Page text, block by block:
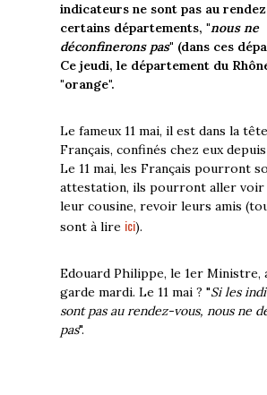
indicateurs ne sont pas au
certains départements, "nous ne
déconfinerons pas" (dans ces
Ce jeudi, le département du
"orange".
Le fameux 11 mai, il est dans la
Français, confinés chez eux depuis
Le 11 mai, les Français pourront
attestation, ils pourront aller voir
leur cousine, revoir leurs amis
sont à lire ici).
Edouard Philippe, le 1er Ministre,
garde mardi. Le 11 mai ? "Si les
sont pas au rendez-vous, nous ne
pas".